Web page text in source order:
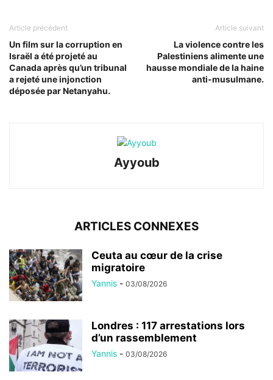
Article précédent
Un film sur la corruption en
Israël a été projeté au
Canada après qu’un tribunal
a rejeté une injonction
déposée par Netanyahu.
Article suivant
La violence contre les
Palestiniens alimente une
hausse mondiale de la haine
anti-musulmane.
Ayyoub
ARTICLES CONNEXES
Ceuta au cœur de la crise
migratoire
Yannis - 03/08/2026
Londres : 117 arrestations lors
d’un rassemblement
Yannis - 03/08/2026